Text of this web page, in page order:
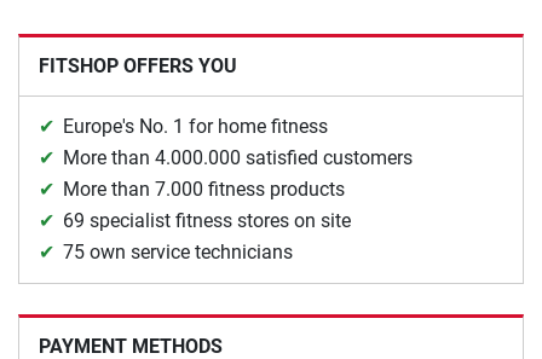
FITSHOP OFFERS YOU
Europe's No. 1 for home fitness
More than 4.000.000 satisfied customers
More than 7.000 fitness products
69 specialist fitness stores on site
75 own service technicians
PAYMENT METHODS